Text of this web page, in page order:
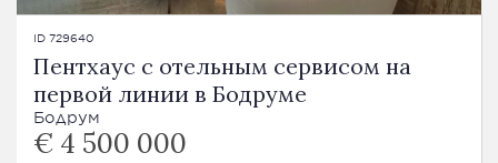
ID 729640
Пентхаус с отельным сервисом на
первой линии в Бодруме
Бодрум
€ 4 500 000